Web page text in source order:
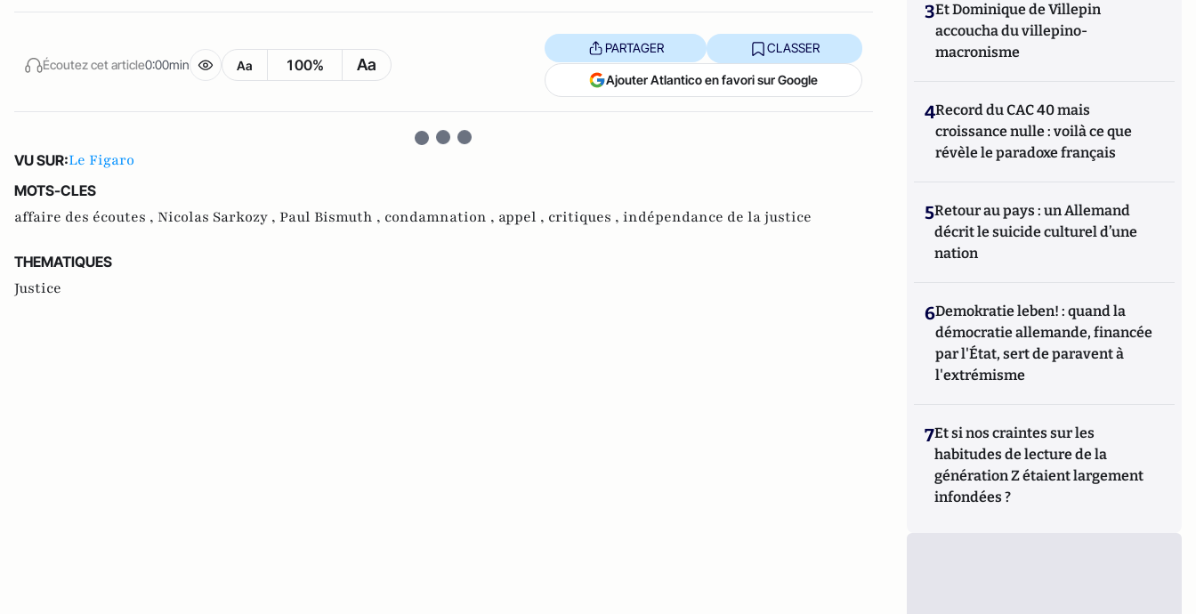
Écoutez cet article0:00min Aa 100% Aa
PARTAGER CLASSER
Ajouter Atlantico en favori sur Google
VU SUR:Le Figaro
MOTS-CLES
affaire des écoutes , Nicolas Sarkozy , Paul Bismuth , condamnation , appel , critiques , indépendance de la justice
THEMATIQUES
Justice
3Et Dominique de Villepin
accoucha du villepino-
macronisme
4Record du CAC 40 mais
croissance nulle : voilà ce que
révèle le paradoxe français
5Retour au pays : un Allemand
décrit le suicide culturel d’une
nation
6Demokratie leben! : quand la
démocratie allemande, financée
par l'État, sert de paravent à
l'extrémisme
7Et si nos craintes sur les
habitudes de lecture de la
génération Z étaient largement
infondées ?